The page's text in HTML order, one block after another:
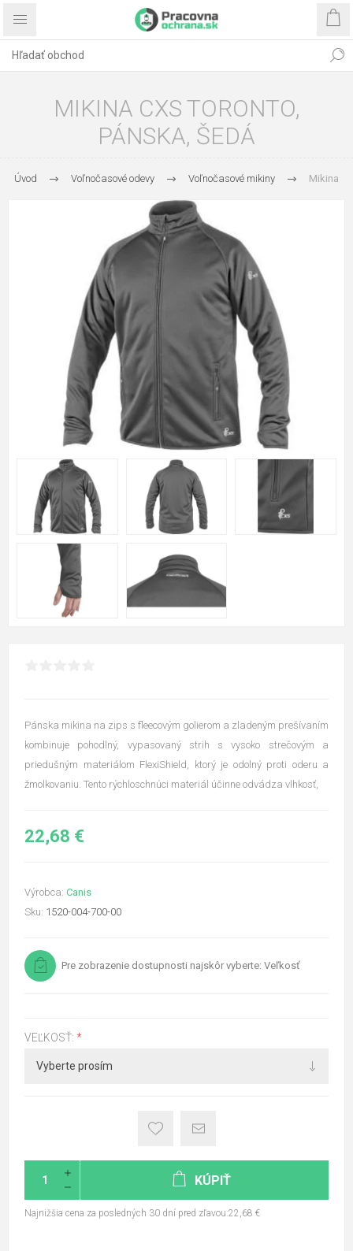
MIKINA CXS TORONTO,
PÁNSKA, ŠEDÁ
Úvod Voľnočasové odevy Voľnočasové mikiny Mikina
Pánska mikina na zips s fleecovým golierom a zladeným prešívaním
kombinuje pohodlný, vypasovaný strih s vysoko strečovým a
priedušným materiálom FlexiShield, ktorý je odolný proti oderu a
žmolkovaniu. Tento rýchloschnúci materiál účinne odvádza vlhkosť,
22,68 €
Výrobca: Canis
Sku: 1520-004-700-00
Pre zobrazenie dostupnosti najskôr vyberte: Veľkosť
VEĽKOSŤ: *
KÚPIŤ
Najnižšia cena za posledných 30 dní pred zľavou:22,68 €